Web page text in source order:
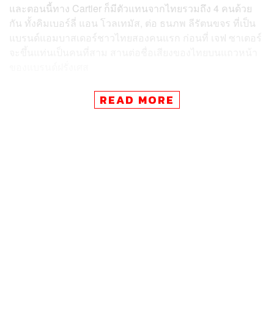
และตอนนี้ทาง Cartier ก็มีตัวแทนจากไทยรวมถึง 4 คนด้วย
กัน ทั้งคิมเบอร์ลี่ แอน โวลเทมัส, ต่อ ธนภพ ลีรัตนขจร ที่เป็น
แบรนด์แอมบาสเดอร์ชาวไทยสองคนแรก ก่อนที่ เจฟ ซาเตอร์
READ MORE